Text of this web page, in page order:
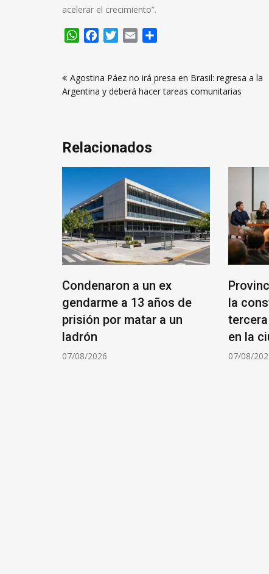
acelerar el crecimiento”.
WhatsApp
FacebookTwitter
Email
deAgostina Páez no irá presa en Brasil: regresa a la
Argentina y deberá hacer tareas comunitarias
Relacionados
Condenaron a un ex
gendarme a 13 años de
prisión por matar a un
ladrón
07/08/2026
la
en la
07/08/